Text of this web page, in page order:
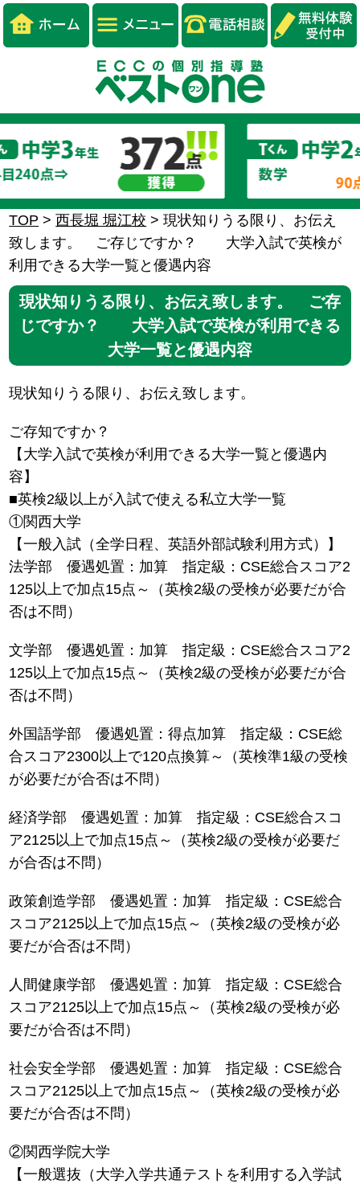
TOP >西長堀 堀江校 >現状知りうる限り、お伝え
致します。 ご存じですか？ 大学入試で英検が
利用できる大学一覧と優遇内容
現状知りうる限り、お伝え致します。 ご存
じですか？ 大学入試で英検が利用できる
大学一覧と優遇内容
現状知りうる限り、お伝え致します。
ご存知ですか？
【大学入試で英検が利用できる大学一覧と優遇内
容】
■英検2級以上が入試で使える私立大学一覧
①関西大学
【一般入試（全学日程、英語外部試験利用方式）】
法学部 優遇処置：加算 指定級：CSE総合スコア2
125以上で加点15点～（英検2級の受検が必要だが合
否は不問）
文学部 優遇処置：加算 指定級：CSE総合スコア2
125以上で加点15点～（英検2級の受検が必要だが合
否は不問）
外国語学部 優遇処置：得点加算 指定級：CSE総
合スコア2300以上で120点換算～（英検準1級の受検
が必要だが合否は不問）
経済学部 優遇処置：加算 指定級：CSE総合スコ
ア2125以上で加点15点～（英検2級の受検が必要だ
が合否は不問）
政策創造学部 優遇処置：加算 指定級：CSE総合
スコア2125以上で加点15点～（英検2級の受検が必
要だが合否は不問）
人間健康学部 優遇処置：加算 指定級：CSE総合
スコア2125以上で加点15点～（英検2級の受検が必
要だが合否は不問）
社会安全学部 優遇処置：加算 指定級：CSE総合
スコア2125以上で加点15点～（英検2級の受検が必
要だが合否は不問）
②関西学院大学
【一般選抜（大学入学共通テストを利用する入学試